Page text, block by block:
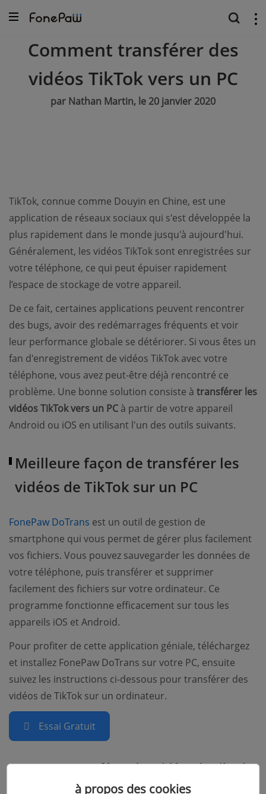
Comment transférer des
vidéos TikTok vers un PC
par Nathan Martin, le 20 janvier 2020
TikTok, connue comme Douyin en Chine, est une
application de réseaux sociaux qui s'est développée la
plus rapidement dans le monde jusqu'à aujourd'hui.
Généralement, les vidéos TikTok sont enregistrées sur
votre téléphone, ce qui peut épuiser rapidement
l’espace de stockage de votre appareil.
De ce fait, certaines applications peuvent rencontrer
des bugs, avoir des redémarrages fréquents et voir
leur performance globale se détériorer. Si vous êtes un
fan d'enregistrement de vidéos TikTok avec votre
téléphone, vous avez peut-être déjà rencontré ce
problème. Une bonne solution consiste à transférer les
vidéos TikTok vers un PC à partir de votre appareil
Android ou iOS en utilisant l'un des outils suivants.
Meilleure façon de transférer les
vidéos de TikTok sur un PC
FonePaw DoTrans (opens new window)
est un outil de gestion de
smartphone qui vous permet de gérer plus facilement
vos fichiers. Vous pouvez sauvegarder les données de
votre téléphone, puis transférer et supprimer
facilement des fichiers sur votre ordinateur. Ce
programme fonctionne efficacement sur tous les
appareils iOS et Android.
Pour profiter de cette application géniale, téléchargez
et installez FonePaw DoTrans sur votre PC, ensuite
suivez les instructions ci-dessous pour transférer des
vidéos de TikTok sur un ordinateur.
Essai Gratuit
Comment transférer des vidéos de TikTok
à propos des cookies